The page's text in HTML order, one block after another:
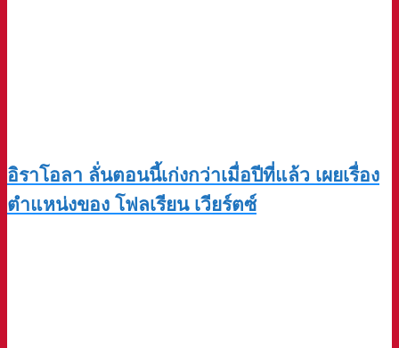
อิราโอลา ลั่นตอนนี้เก่งกว่าเมื่อปีที่แล้ว เผยเรื่อง
ตำแหน่งของ โฟลเรียน เวียร์ตซ์